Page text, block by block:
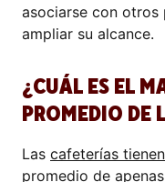
asociarse con otros
ampliar su alcance.
¿CUÁL ES EL
PROMEDIO DE
Las cafeterías
promedio de